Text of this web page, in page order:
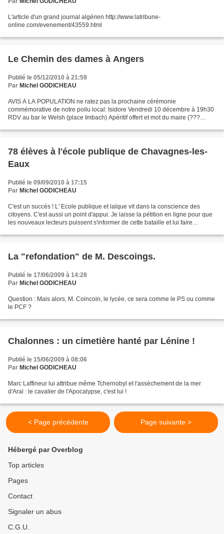
L'article d'un grand journal algérien http://www.latribune-
online.com/evenement/43559.html
Le Chemin des dames à Angers
Publié le 05/12/2010 à 21:59
Par Michel GODICHEAU
AVIS A LA POPULATION ne ratez pas la prochaine cérémonie
commémorative de notre poilu local: Isidore Vendredi 10 décembre à 19h30
RDV au bar le Welsh (place Imbach) Apéritif offert et mot du maire (???
78 élèves à l'école publique de Chavagnes-les-
Eaux
Publié le 09/09/2010 à 17:15
Par Michel GODICHEAU
C'est un succès ! L' Ecole publique et laïque vit dans la conscience des
citoyens. C'est aussi un point d'appui. Je laisse la pétition en ligne pour que
les nouveaux lecteurs puissent s'informer de cette bataille et lui faire
La "refondation" de M. Descoings.
Publié le 17/06/2009 à 14:28
Par Michel GODICHEAU
Question : Mais alors, M. Coincoin, le lycée, ce sera comme le PS ou comme
le PCF ?
Chalonnes : un cimetière hanté par Lénine !
Publié le 15/06/2009 à 08:06
Par Michel GODICHEAU
Marc Laffineur lui attribue même Tchernobyl et l'assèchement de la mer
d'Aral : le cavalier de l'Apocalypse, c'est lui !
< Page précédente Page suivante >
Hébergé par Overblog
Top articles
Pages
Contact
Signaler un abus
C.G.U.